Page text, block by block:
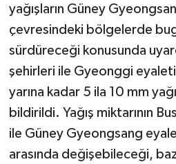
yağışların Güney
çevresindeki bölgelerde
sürdüreceği konusunda
şehirleri ile Gyeonggi
yarına kadar 5 ila 10 mm
bildirildi. Yağış miktarının
ile Güney Gyeongsang
arasında değişebileceği,